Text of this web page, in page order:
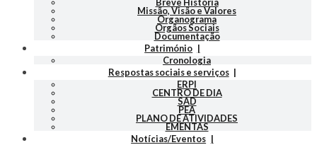
Missão, Visão e Valores
Organograma
Orgãos Sociais
Documentação
Património
Cronologia
Respostas sociais e serviços
ERPI
CENTRO DE DIA
SAD
PEA
PLANO DE ATIVIDADES
EMENTAS
Notícias/Eventos